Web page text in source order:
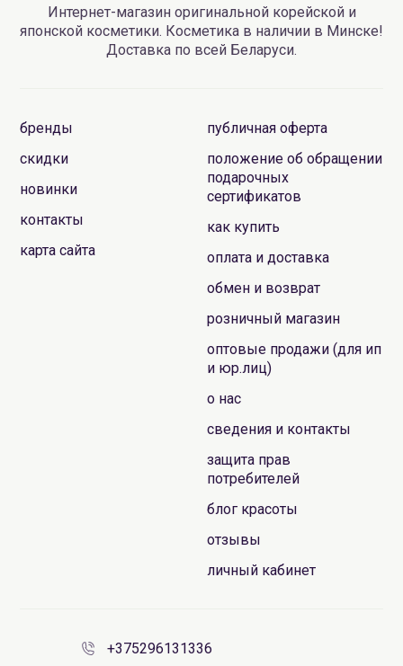
Интернет-магазин оригинальной корейской и
японской косметики. Косметика в наличии в Минске!
Доставка по всей Беларуси.
бренды
скидки
новинки
контакты
карта сайта
публичная оферта
положение об обращении
подарочных
сертификатов
как купить
оплата и доставка
обмен и возврат
розничный магазин
оптовые продажи (для ип
и юр.лиц)
о нас
сведения и контакты
защита прав
потребителей
блог красоты
отзывы
личный кабинет
+375296131336